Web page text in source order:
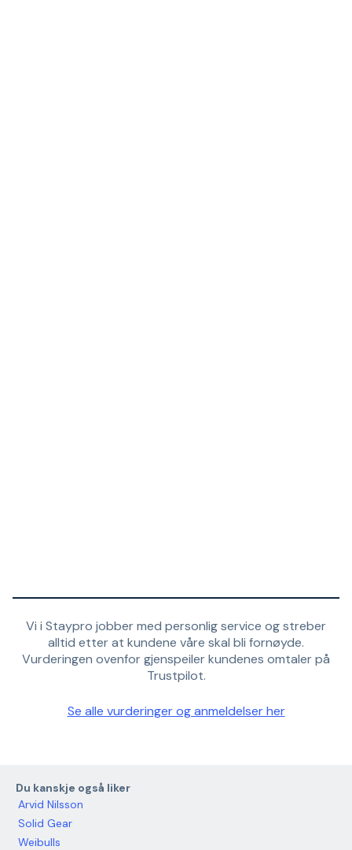
Vi i Staypro jobber med personlig service og streber
alltid etter at kundene våre skal bli fornøyde.
Vurderingen ovenfor gjenspeiler kundenes omtaler på
Trustpilot.
Se alle vurderinger og anmeldelser her
Du kanskje også liker
Arvid Nilsson
Solid Gear
Weibulls